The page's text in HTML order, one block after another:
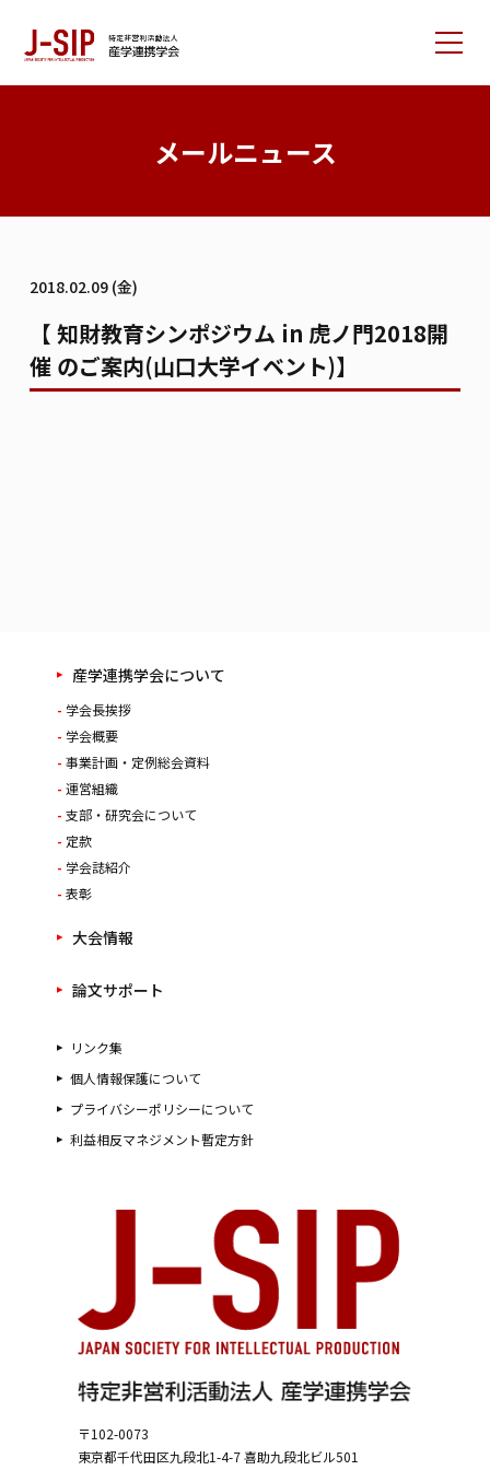
リンク集 学会書籍紹介 ご寄付のお願い
メールニュース
2018.02.09 (金)
【 知財教育シンポジウム in 虎ノ門2018開
催 のご案内(山口大学イベント)】
〒102-0073
東京都千代田区九段北1-4-7喜助九段北ビル501
産学連携学会について
学会長挨拶
学会概要
事業計画・定例総会資料
運営組織
支部・研究会について
定款
学会誌紹介
表彰
大会情報
論文サポート
リンク集
個人情報保護について
プライバシーポリシーについて
利益相反マネジメント暫定方針